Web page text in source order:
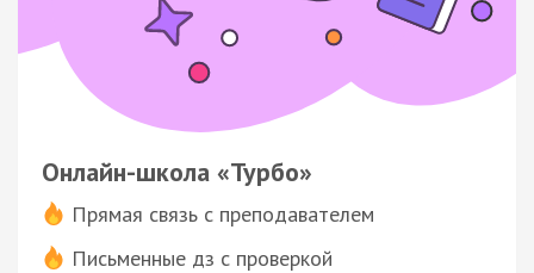
Онлайн-школа «Турбо»
Прямая связь с преподавателем
Письменные дз с проверкой